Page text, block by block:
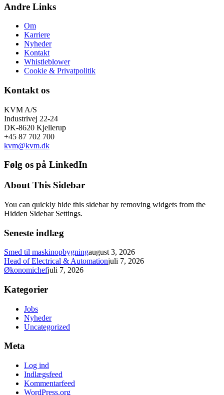
Andre Links
Om
Karriere
Nyheder
Kontakt
Whistleblower
Cookie & Privatpolitik
Kontakt os
KVM A/S
Industrivej 22-24
DK-8620 Kjellerup
+45 87 702 700
kvm@kvm.dk
Følg os på LinkedIn
About This Sidebar
You can quickly hide this sidebar by removing widgets from the
Hidden Sidebar Settings.
Seneste indlæg
Smed til maskinopbygningaugust 3, 2026
Head of Electrical & Automationjuli 7, 2026
Økonomichefjuli 7, 2026
Kategorier
Jobs
Nyheder
Uncategorized
Meta
Log ind
Indlægsfeed
Kommentarfeed
WordPress.org